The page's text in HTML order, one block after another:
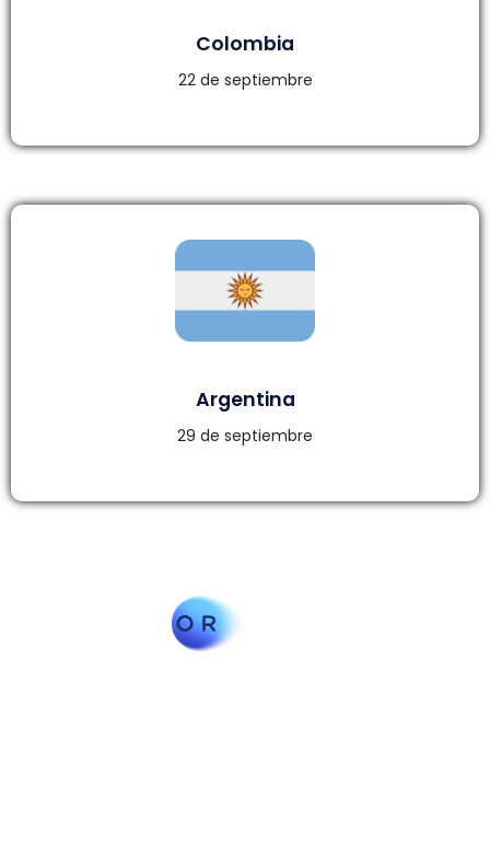
Colombia
22 de septiembre
Argentina
29 de septiembre